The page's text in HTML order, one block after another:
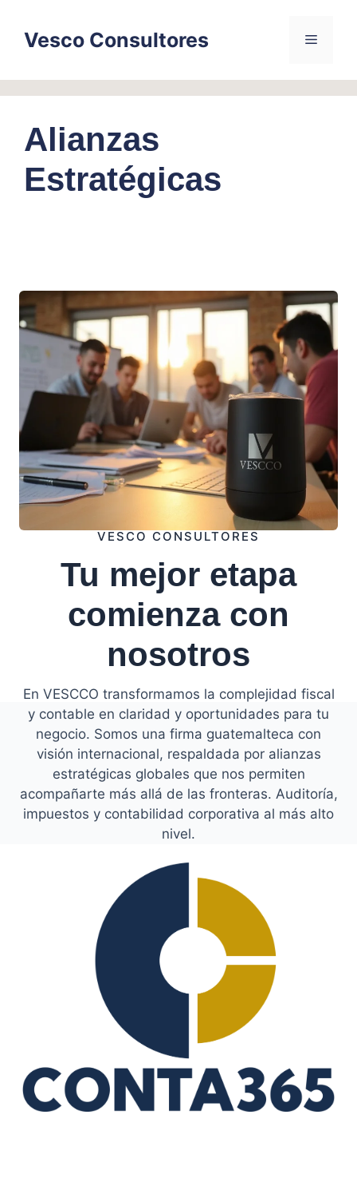
contentVesco Consultores Menu
Alianzas
Estratégicas
VESCO CONSULTORES
Tu mejor etapa
comienza con
nosotros
En VESCCO transformamos la complejidad fiscal
y contable en claridad y oportunidades para tu
negocio. Somos una firma guatemalteca con
visión internacional, respaldada por alianzas
estratégicas globales que nos permiten
acompañarte más allá de las fronteras. Auditoría,
impuestos y contabilidad corporativa al más alto
nivel.